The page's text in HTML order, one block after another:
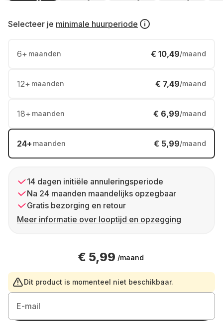
Selecteer je minimale huurperiode
6+ maanden € 10,49/maand
12+ maanden € 7,49/maand
18+ maanden € 6,99/maand
24+ maanden € 5,99/maand
14 dagen initiële annuleringsperiode
Na 24 maanden maandelijks opzegbaar
Gratis bezorging en retour
Meer informatie over looptijd en opzegging
€ 5,99 /maand
Dit product is momenteel niet beschikbaar.
E-mail